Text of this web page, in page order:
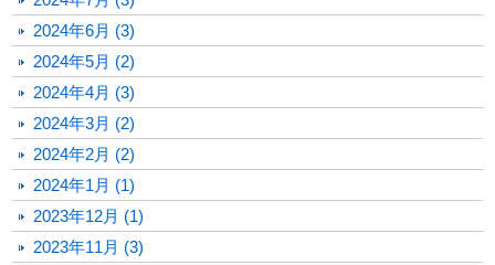
2024年6月 (3)
2024年5月 (2)
2024年4月 (3)
2024年3月 (2)
2024年2月 (2)
2024年1月 (1)
2023年12月 (1)
2023年11月 (3)